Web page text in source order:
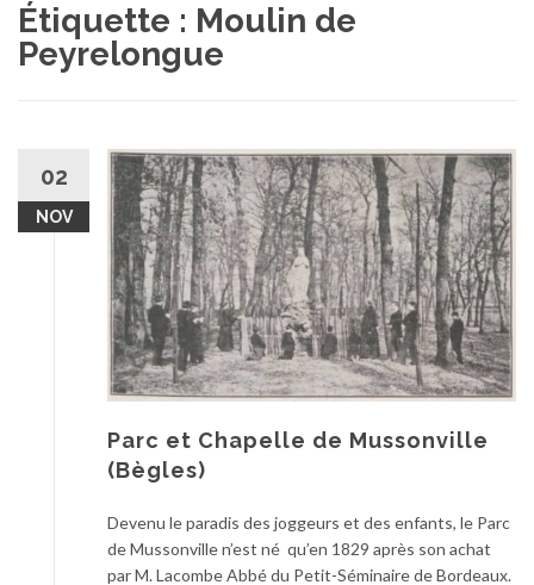
Étiquette : Moulin de
Peyrelongue
02
NOV
Parc et Chapelle de Mussonville
(Bègles)
Devenu le paradis des joggeurs et des enfants, le Parc
de Mussonville n’est né qu’en 1829 après son achat
par M. Lacombe Abbé du Petit-Séminaire de Bordeaux.